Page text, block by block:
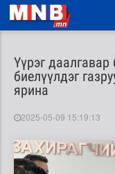
Үүрэг даалгавар
биелүүлдэг
ярина
2025-05-09 15:19:13